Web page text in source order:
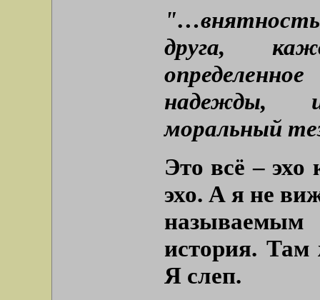
друга,
надежды,
моральный
Это всё –
эхо. А я не
история. Там
Я слеп.